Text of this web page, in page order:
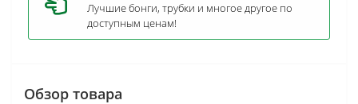
Лучшие бонги, трубки и многое другое по
доступным ценам!
Обзор товара